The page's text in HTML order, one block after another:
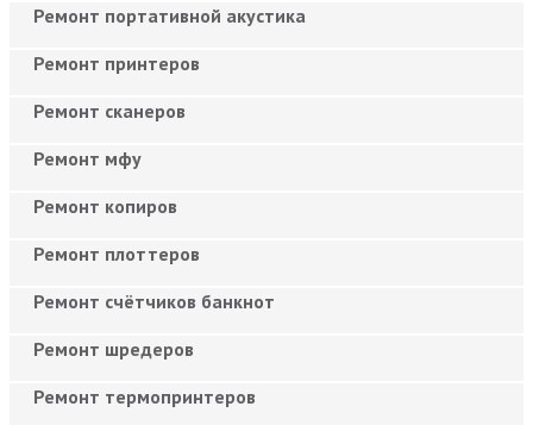
Ремонт портативной акустика
Ремонт принтеров
Ремонт сканеров
Ремонт мфу
Ремонт копиров
Ремонт плоттеров
Ремонт счётчиков банкнот
Ремонт шредеров
Ремонт термопринтеров